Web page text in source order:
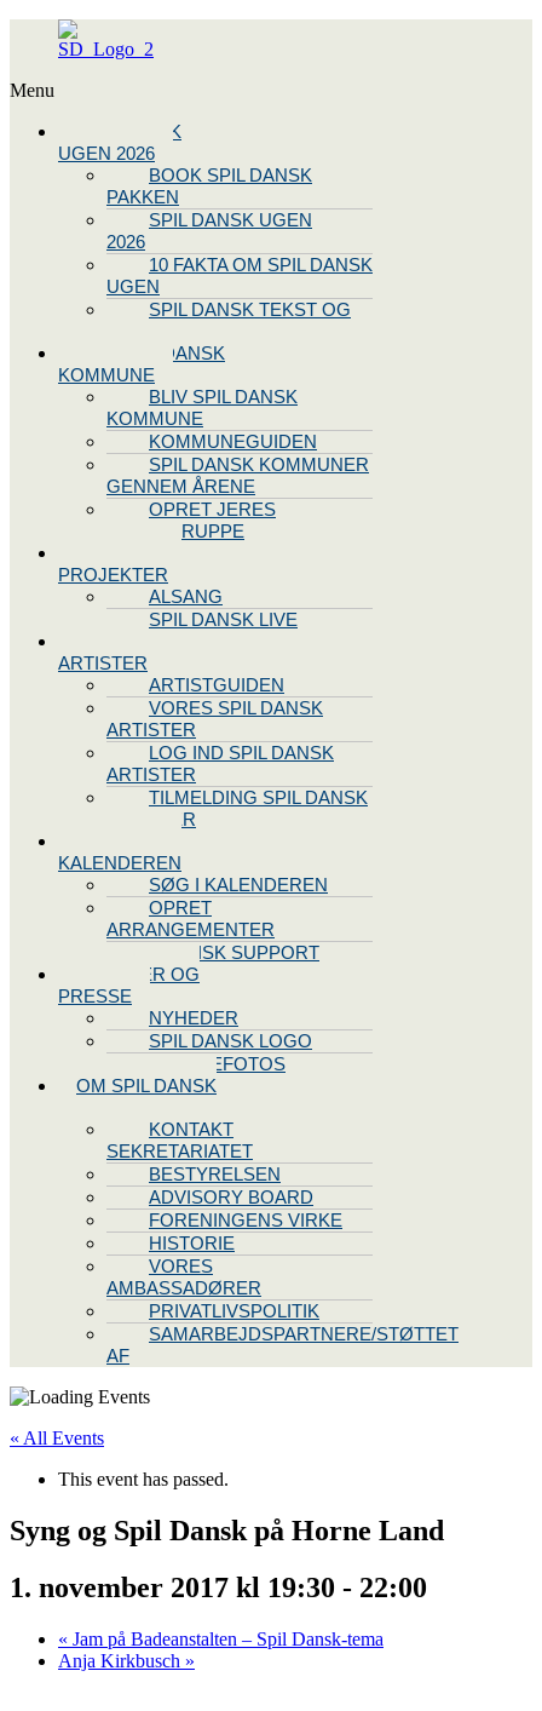
Menu
SPIL DANSK
UGEN 2026
BOOK SPIL DANSK
PAKKEN
SPIL DANSK UGEN
2026
10 FAKTA OM SPIL DANSK
UGEN
SPIL DANSK TEKST OG
BLIV SPIL DANSK
KOMMUNE
BLIV SPIL DANSK
KOMMUNE
KOMMUNEGUIDEN
SPIL DANSK KOMMUNER
GENNEM ÅRENE
OPRET JERES
STYREGRUPPE
PROJEKTER
ALSANG
SPIL DANSK LIVE
ARTISTER
ARTISTGUIDEN
VORES SPIL DANSK
ARTISTER
LOG IND SPIL DANSK
ARTISTER
TILMELDING SPIL DANSK
ARTISTER
KALENDEREN
SØG I KALENDEREN
OPRET
ARRANGEMENTER
TEKNISK SUPPORT
NYHEDER OG
PRESSE
NYHEDER
SPIL DANSK LOGO
PRESSEFOTOS
OM SPIL DANSK
KONTAKT
SEKRETARIATET
BESTYRELSEN
ADVISORY BOARD
FORENINGENS VIRKE
HISTORIE
VORES
AMBASSADØRER
PRIVATLIVSPOLITIK
SAMARBEJDSPARTNERE/STØTTET
AF
« All Events
This event has passed.
Syng og Spil Dansk på Horne Land
1. november 2017 kl 19:30 - 22:00
« Jam på Badeanstalten – Spil Dansk-tema
Anja Kirkbusch »